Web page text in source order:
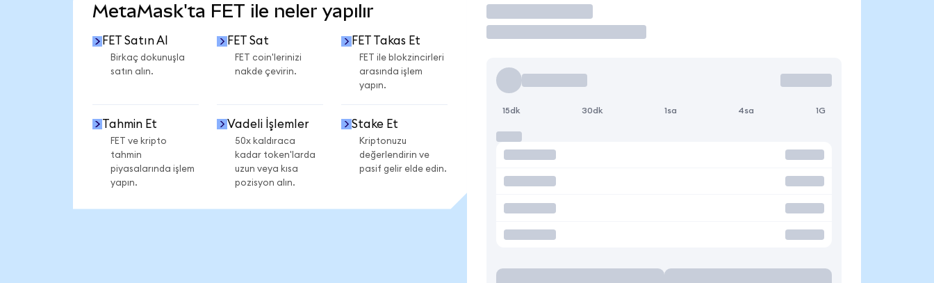
MetaMask'ta FET ile neler yapılır
FET Satın Al
Birkaç dokunuşla
satın alın.
FET Sat
FET coin'lerinizi
nakde çevirin.
FET Takas Et
FET ile blokzincirleri
arasında işlem
yapın.
Tahmin Et
FET ve kripto
tahmin
piyasalarında işlem
yapın.
Vadeli İşlemler
50x kaldıraca
kadar token'larda
uzun veya kısa
pozisyon alın.
Stake Et
Kriptonuzu
değerlendirin ve
pasif gelir elde edin.
İşlem Yap
15dk 30dk 1sa 4sa 1G